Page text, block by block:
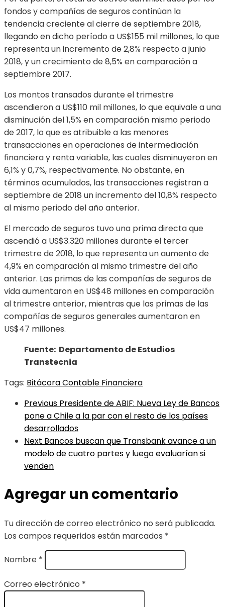
fondos y compañías de seguros continúan la
tendencia creciente al cierre de septiembre 2018,
llegando en dicho período a US$155 mil millones, lo que
representa un incremento de 2,8% respecto a junio
2018, y un crecimiento de 8,5% en comparación a
septiembre 2017.
Los montos transados durante el trimestre
ascendieron a US$110 mil millones, lo que equivale a una
disminución del 1,5% en comparación mismo periodo
de 2017, lo que es atribuible a las menores
transacciones en operaciones de intermediación
financiera y renta variable, las cuales disminuyeron en
6,1% y 0,7%, respectivamente. No obstante, en
términos acumulados, las transacciones registran a
septiembre de 2018 un incremento del 10,8% respecto
al mismo periodo del año anterior.
El mercado de seguros tuvo una prima directa que
ascendió a US$3.320 millones durante el tercer
trimestre de 2018, lo que representa un aumento de
4,9% en comparación al mismo trimestre del año
anterior. Las primas de las compañías de seguros de
vida aumentaron en US$48 millones en comparación
al trimestre anterior, mientras que las primas de las
compañías de seguros generales aumentaron en
US$47 millones.
Fuente: Departamento de Estudios
Transtecnia
Tags: Bitácora Contable Financiera
Previous Presidente de ABIF: Nueva Ley de Bancos
pone a Chile a la par con el resto de los países
desarrollados
Next Bancos buscan que Transbank avance a un
modelo de cuatro partes y luego evaluarían si
venden
Agregar un comentario
Tu dirección de correo electrónico no será publicada.
Los campos requeridos están marcados *
Nombre *
Correo electrónico *